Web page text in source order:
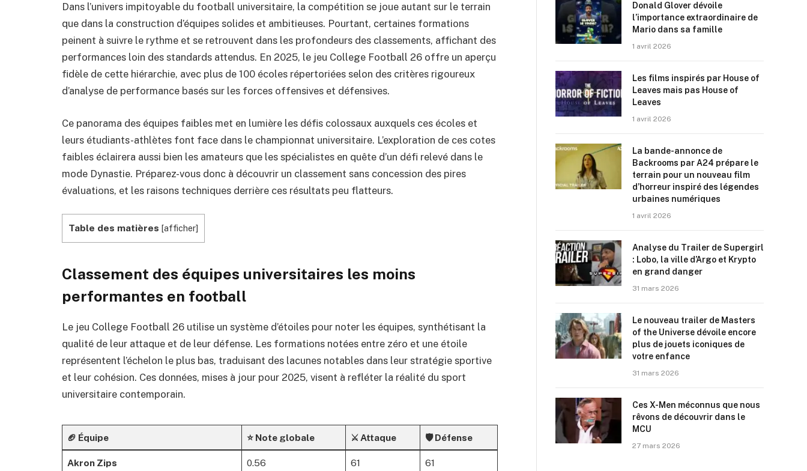
Dans l’univers impitoyable du football universitaire, la compétition se joue autant sur le terrain
que dans la construction d’équipes solides et ambitieuses. Pourtant, certaines formations
peinent à suivre le rythme et se retrouvent dans les profondeurs des classements, affichant des
performances loin des standards attendus. En 2025, le jeu College Football 26 offre un aperçu
fidèle de cette hiérarchie, avec plus de 100 écoles répertoriées selon des critères rigoureux
d’analyse de performance basés sur les forces offensives et défensives.
Ce panorama des équipes faibles met en lumière les défis colossaux auxquels ces écoles et
leurs étudiants-athlètes font face dans le championnat universitaire. L’exploration de ces cotes
faibles éclairera aussi bien les amateurs que les spécialistes en quête d’un défi relevé dans le
mode Dynastie. Préparez-vous donc à découvrir un classement sans concession des pires
évaluations, et les raisons techniques derrière ces résultats peu flatteurs.
Table des matières [afficher]
Classement des équipes universitaires les moins
performantes en football
Le jeu College Football 26 utilise un système d’étoiles pour noter les équipes, synthétisant la
qualité de leur attaque et de leur défense. Les formations notées entre zéro et une étoile
représentent l’échelon le plus bas, traduisant des lacunes notables dans leur stratégie sportive
et leur cohésion. Ces données, mises à jour pour 2025, visent à refléter la réalité du sport
universitaire contemporain.
🏈 Équipe ⭐ Note globale ⚔️ Attaque 🛡 Défense
Akron Zips 0.56 61 61
Donald Glover dévoile
l’importance extraordinaire de
Mario dans sa famille
1 avril 2026
Les films inspirés par House of
Leaves mais pas House of
Leaves
1 avril 2026
La bande-annonce de
Backrooms par A24 prépare le
terrain pour un nouveau film
d’horreur inspiré des légendes
urbaines numériques
1 avril 2026
Analyse du Trailer de Supergirl
: Lobo, la ville d’Argo et Krypto
en grand danger
31 mars 2026
Le nouveau trailer de Masters
of the Universe dévoile encore
plus de jouets iconiques de
votre enfance
31 mars 2026
Ces X-Men méconnus que nous
rêvons de découvrir dans le
MCU
27 mars 2026